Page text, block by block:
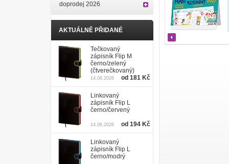
doprodej 2026
AKTUÁLNĚ PŘIDANÉ
Tečkovaný
zápisník Flip M
černo/zelený
(čtverečkovaný)
14.06.2026 od 181 Kč
Linkovaný
zápisník Flip L
černo/červený
14.06.2026 od 194 Kč
Linkovaný
zápisník Flip L
černo/modrý